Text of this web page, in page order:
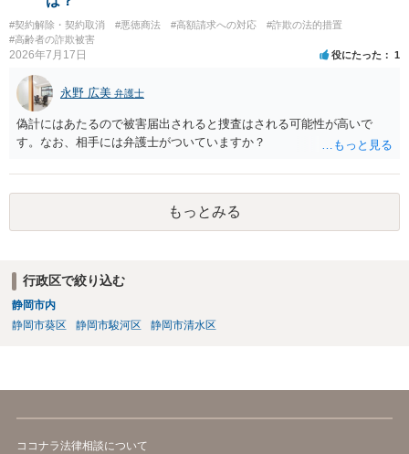
訴訟上何等かの形で、返品義務の有無が争われ争点化していたが、 結
論として、返品義務が存在しないというような判断が判決理由中で下
されていれば、 相手は返品請求を再度主張できない可能性はあります
#契約解除・契約取消 #悪徳商法 #高額請求への対応
#詐欺の法的措置
#高齢者の詐欺被害
2026年7月17日 役にたった 1
永野 広美 弁護士
偽計にはあたるので被害届出されると捜査はされる可能性が高いで
す。なお、相手には弁護士がついていますか？
もっとみる
行政区で絞り込む
静岡市内
静岡市葵区
静岡市駿河区 静岡市清水区
ココナラ法律相談について